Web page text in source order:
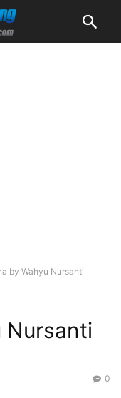
by Wahyu Nursanti
Nursanti
0